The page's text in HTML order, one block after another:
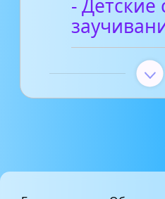
- Детские